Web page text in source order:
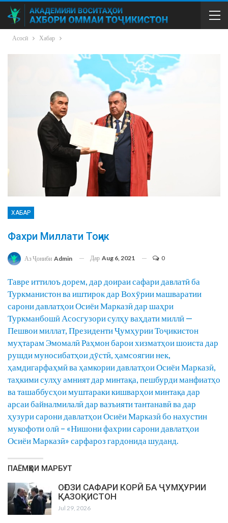
Асосӣ Хабар
ХАБАР
Фахри Миллати Тоҷик
Аз Ҷониби Admin Дар Aug 6, 2021 0
Тавре иттилоъ дорем, дар доираи сафари давлатӣ ба
Туркманистон ва иштирок дар Вохӯрии машваратии
сарони давлатҳои Осиёи Марказӣ дар шаҳри
Туркманбошӣ Асосгузори сулҳу ваҳдати миллӣ —
Пешвои миллат, Президенти Ҷумҳурии Тоҷикистон
муҳтарам Эмомалӣ Раҳмон барои хизматҳои шоиста дар
рушди муносибатҳои дӯстӣ, ҳамсоягии нек,
ҳамдигарфаҳмӣ ва ҳамкории давлатҳои Осиёи Марказӣ,
таҳкими сулҳу амният дар минтақа, пешбурди манфиатҳо
ва ташаббусҳои муштараки кишварҳои минтақа дар
арсаи байналмилалӣ дар вазъияти тантанавӣ ва дар
ҳузури сарони давлатҳои Осиёи Марказӣ бо нахустин
мукофоти олӣ – «Нишони фахрии сарони давлатҳои
Осиёи Марказӣ» сарфароз гардонида шуданд.
ПАЁМҲОИ МАРБУТ
ОҒОЗИ САФАРИ КОРӢ БА ҶУМҲУРИИ
ҚАЗОҚИСТОН
Jul 29, 2026